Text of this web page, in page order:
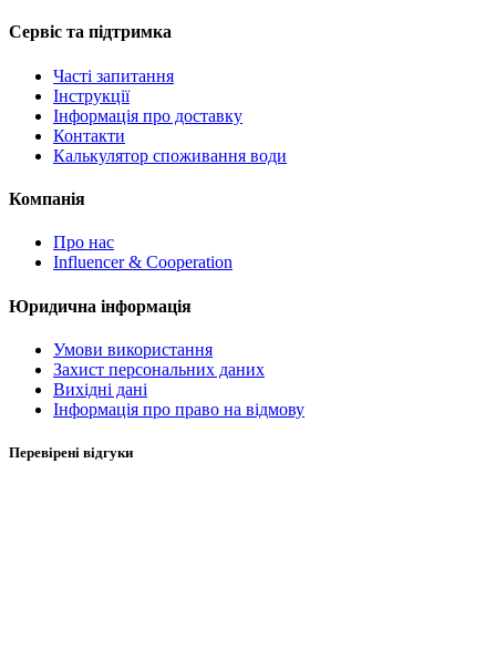
Сервіс та підтримка
Часті запитання
Інструкції
Інформація про доставку
Контакти
Калькулятор споживання води
Компанія
Про нас
Influencer & Cooperation
Юридична інформація
Умови використання
Захист персональних даних
Вихідні дані
Інформація про право на відмову
Перевірені відгуки